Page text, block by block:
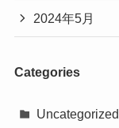
2024年5月
Categories
Uncategorized